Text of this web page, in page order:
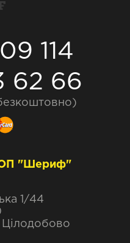
"Шериф"
1/44
Цілодобово
62 66
114